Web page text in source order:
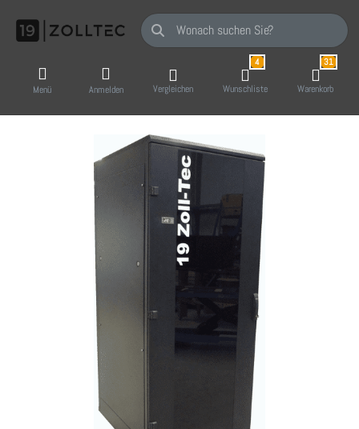
Geben Sie einen Suchbegriff ein. Während
Menü Anmelden Vergleichen
4
Wunschliste
31
Warenkorb